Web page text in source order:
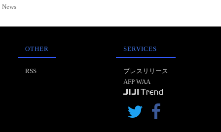
OTHER
RSS
SERVICES
プレスリリース
AFP WAA